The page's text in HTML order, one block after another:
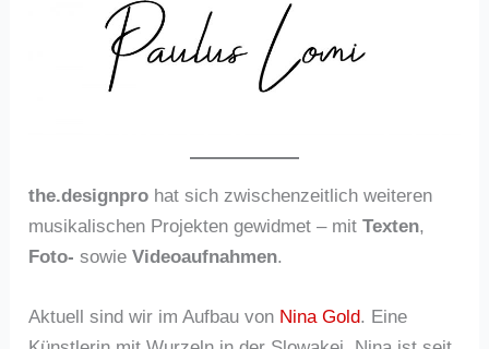
the.designpro hat sich zwischenzeitlich weiteren
musikalischen Projekten gewidmet – mitTexten,
Foto- sowieVideoaufnahmen.
Aktuell sind wir im Aufbau von Nina Gold. Eine